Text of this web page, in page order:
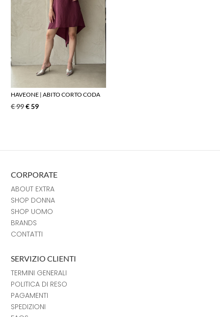
HAVEONE | ABITO CORTO CODA
€99€59
CORPORATE
ABOUT EXTRA
SHOP DONNA
SHOP UOMO
BRANDS
CONTATTI
SERVIZIO CLIENTI
TERMINI GENERALI
POLITICA DI RESO
PAGAMENTI
SPEDIZIONI